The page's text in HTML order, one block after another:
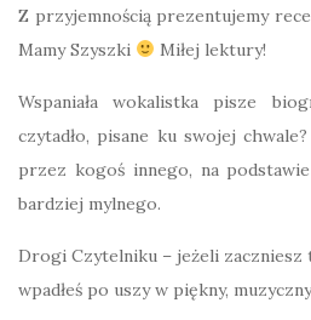
Z przyjemnością prezentujemy
Mamy Szyszki
Miłej lektury!
Wspaniała wokalistka pisze
czytadło, pisane ku swojej
przez kogoś innego, na
bardziej mylnego.
Drogi Czytelniku – jeżeli zaczniesz
wpadłeś po uszy w piękny,